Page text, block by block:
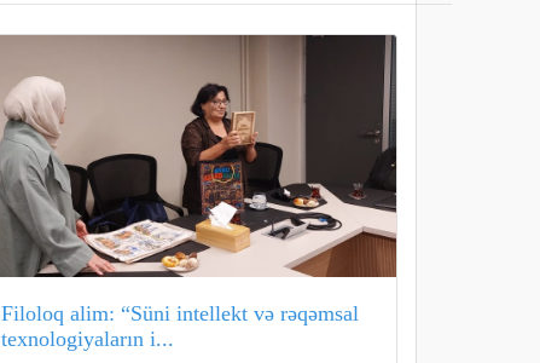
Filoloq alim: “Süni intellekt və rəqəmsal
texnologiyaların i...